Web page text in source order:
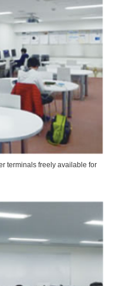
terminals freely available for